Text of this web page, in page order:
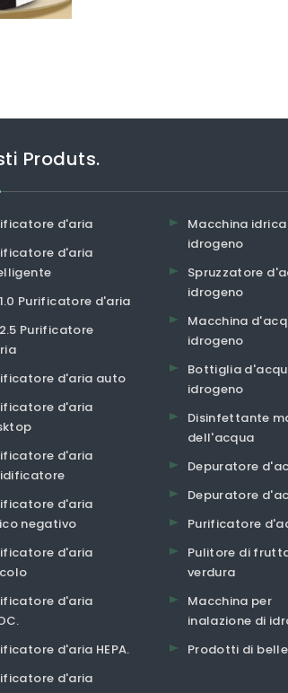
Produts.
d'aria
d'aria
Purificatore d'aria
Purificatore
d'aria auto
d'aria
d'aria
d'aria
negativo
d'aria
d'aria
d'aria HEPA.
d'aria
Macchina
idrogeno
Spruzzatore
idrogeno
Macchina
idrogeno
Bottiglia
idrogeno
Disinfettante
dell'acqua
Depuratore
Depuratore
Purificatore
Pulitore di
verdura
Macchina per
inalazione di
Prodotti di